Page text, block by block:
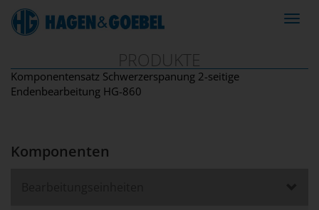
PRODUKTE
Komponentensatz Schwerzerspanung 2-seitige
Endenbearbeitung HG-860
Komponenten